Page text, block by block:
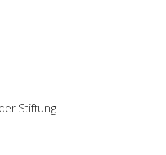
Stiftung